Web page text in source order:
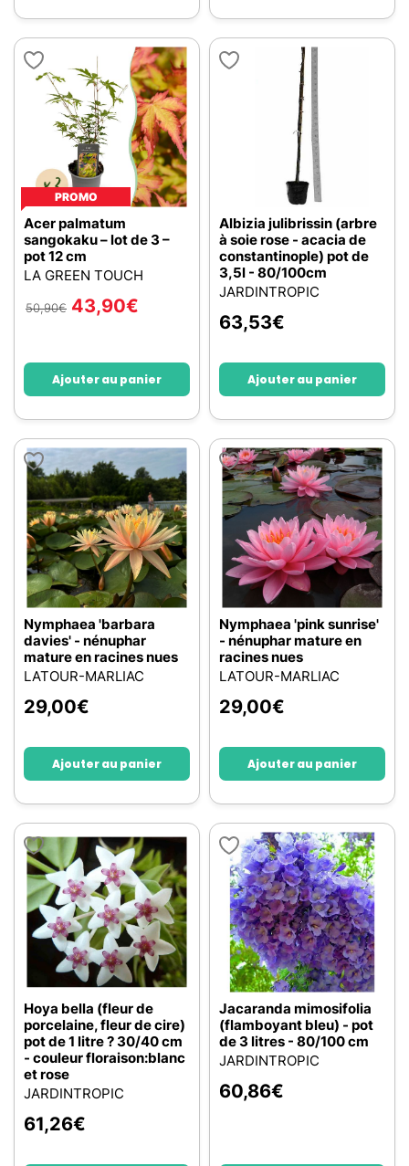
PROMO
Acer palmatum
sangokaku – lot de 3 –
pot 12 cm
LA GREEN TOUCH
50,90€ 43,90€
Ajouter au panier
Albizia julibrissin (arbre
à soie rose - acacia de
constantinople) pot de
3,5l - 80/100cm
JARDINTROPIC
63,53€
Ajouter au panier
Nymphaea 'barbara
davies' - nénuphar
mature en racines nues
LATOUR-MARLIAC
29,00€
Ajouter au panier
Nymphaea 'pink sunrise'
- nénuphar mature en
racines nues
LATOUR-MARLIAC
29,00€
Ajouter au panier
Hoya bella (fleur de
porcelaine, fleur de cire)
pot de 1 litre ? 30/40 cm
- couleur floraison:blanc
et rose
JARDINTROPIC
61,26€
Jacaranda mimosifolia
(flamboyant bleu) - pot
de 3 litres - 80/100 cm
JARDINTROPIC
60,86€